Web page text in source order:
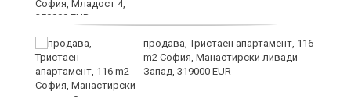
продава, Тристаен апартамент, 116
m2 София, Манастирски ливади
Запад, 319000 EUR